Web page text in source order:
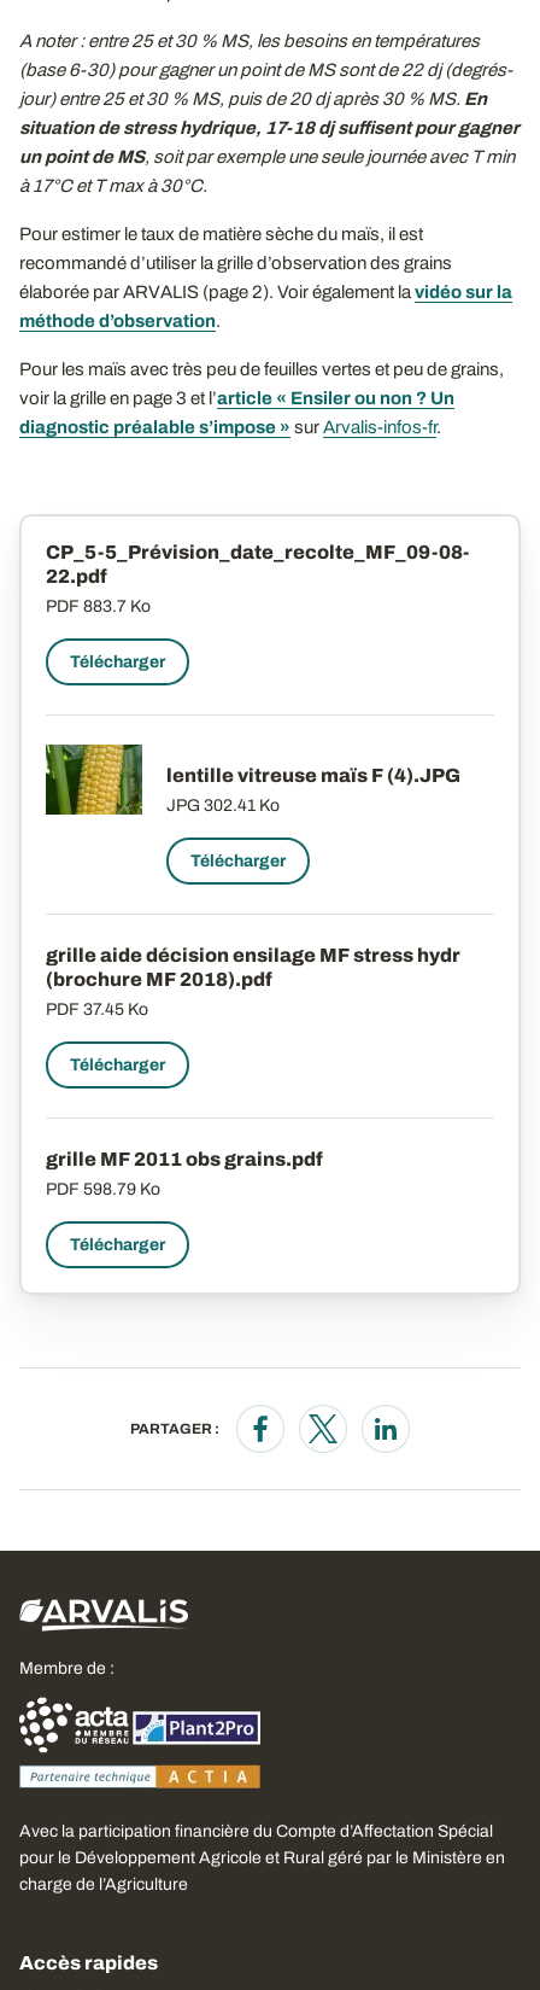
A noter : entre 25 et 30 % MS, les besoins en températures
(base 6-30) pour gagner un point de MS sont de 22 dj (degrés-
jour) entre 25 et 30 % MS, puis de 20 dj après 30 % MS. En
situation de stress hydrique, 17-18 dj suffisent pour gagner
un point de MS, soit par exemple une seule journée avec T min
à 17°C et T max à 30°C.
Pour estimer le taux de matière sèche du maïs, il est
recommandé d’utiliser la grille d’observation des grains
élaborée par ARVALIS (page 2). Voir également la vidéo sur la
méthode d’observation.
Pour les maïs avec très peu de feuilles vertes et peu de grains,
voir la grille en page 3 et l’article « Ensiler ou non ? Un
diagnostic préalable s’impose » surArvalis-infos-fr.
CP_5-5_Prévision_date_recolte_MF_09-08-
22.pdf
PDF 883.7 Ko
Télécharger
lentille vitreuse maïs F (4).JPG
JPG 302.41 Ko
Télécharger
grille aide décision ensilage MF stress hydr
(brochure MF 2018).pdf
PDF 37.45 Ko
Télécharger
grille MF 2011 obs grains.pdf
PDF 598.79 Ko
Télécharger
PARTAGER :
Opens in a new window
Opens in a new window
Opens in a new
Membre de :
Avec la participation financière du Compte d’Affectation Spécial
pour le Développement Agricole et Rural géré par le Ministère en
charge de l’Agriculture
Accès rapides